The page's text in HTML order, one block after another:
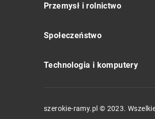
Przemysł i rolnictwo
Społeczeństwo
Technologia i komputery
szerokie-ramy.pl © 2023.